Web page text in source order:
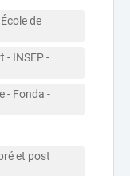
de
- INSEP -
- Fonda -
et post